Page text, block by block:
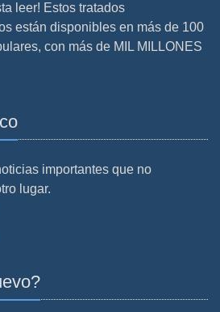
leer! Estos tratados
están disponibles en más de 100
con más de MIL MILLONES
importantes que no
lugar.